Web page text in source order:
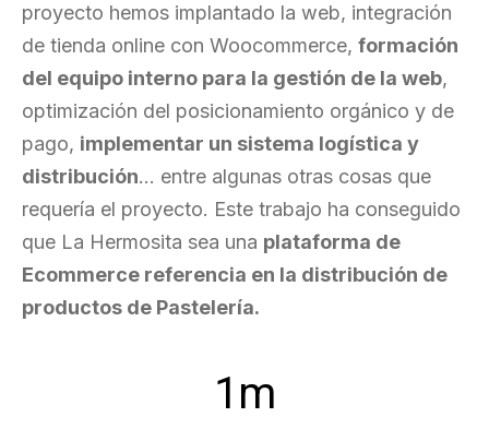
proyecto hemos implantado la web, integración
de tienda online con Woocommerce, formación
del equipo interno para la gestión de la web,
optimización del posicionamiento orgánico y de
pago, implementar un sistema logística y
distribución… entre algunas otras cosas que
requería el proyecto. Este trabajo ha conseguido
que La Hermosita sea una plataforma de
Ecommerce referencia en la distribución de
productos de Pastelería.
1m